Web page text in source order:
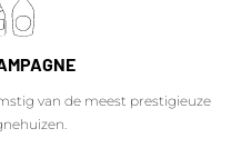
van de meest prestigieuze